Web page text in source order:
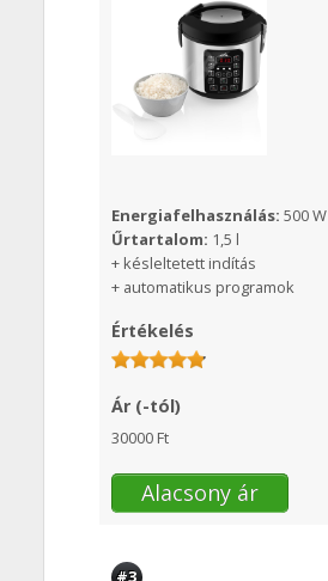
Energiafelhasználás: 500 W
Űrtartalom: 1,5 l
+ késleltetett indítás
+ automatikus programok
Értékelés
Ár (-tól)
30000 Ft
Alacsony ár